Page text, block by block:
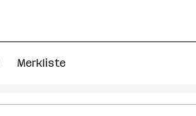
Merkliste